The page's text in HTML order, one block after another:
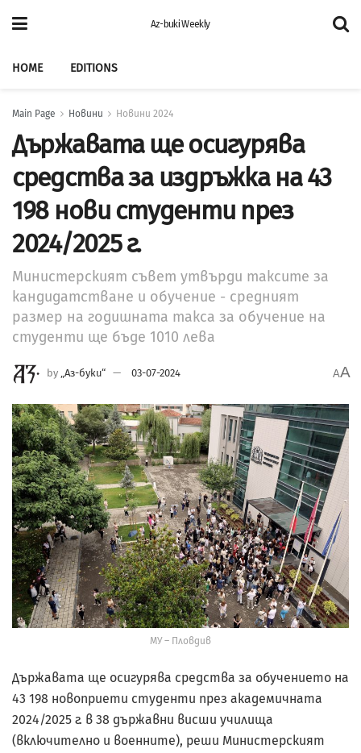
Az-buki Weekly
HOME EDITIONS
Main Page Новини Новини 2024
Държавата ще осигурява
средства за издръжка на 43
198 нови студенти през
2024/2025 г.
Министерският съвет утвърди таксите за
кандидатстване и обучение - средният
размер на годишната такса за обучение на
студенти ще бъде 1010 лева
by „Аз-буки“ 03-07-2024 AA
МУ – Пловдив
Държавата ще осигурява средства за обучението на
43 198 новоприети студенти през академичната
2024/2025 г. в 38 държавни висши училища
(включително и военните), реши Министерският